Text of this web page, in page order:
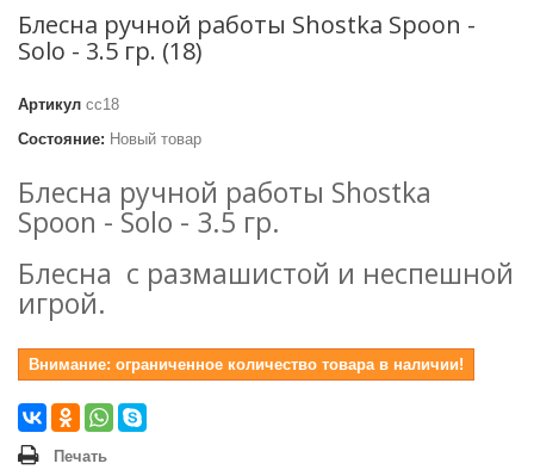
Блесна ручной работы Shostka Spoon -
Solo - 3.5 гр. (18)
Артикул сc18
Состояние: Новый товар
Блесна ручной работы Shostka
Spoon - Solo - 3.5 гр.
Блесна с размашистой и неспешной
игрой.
Внимание: ограниченное количество товара в наличии!
Печать